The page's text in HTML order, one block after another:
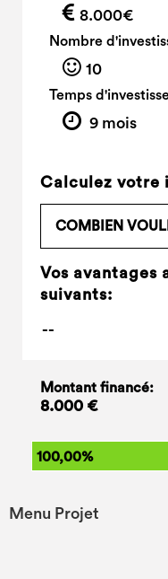
8.000€
Nombre
10
Temps
9 mois
Calculez votre
Vos avantages
suivants:
Montant financé:
8.000 €
100,00%
Menu Projet